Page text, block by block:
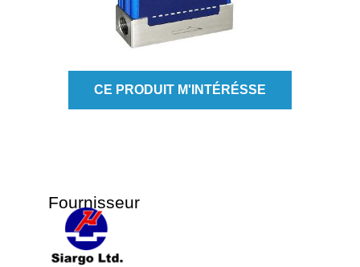
CE PRODUIT M'INTÉRÉSSE
Fournisseur